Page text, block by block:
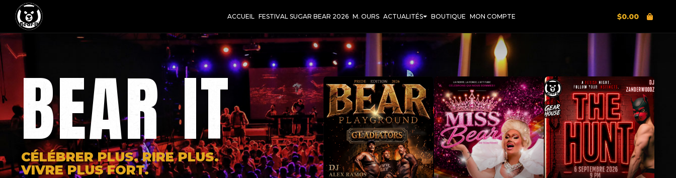
ACCUEIL FESTIVAL SUGAR BEAR 2026 M. OURS ACTUALITÉS BOUTIQUE MON COMPTE $0.00
BEAR IT
CÉLÉBRER PLUS. RIRE PLUS.
VIVRE PLUS FORT.